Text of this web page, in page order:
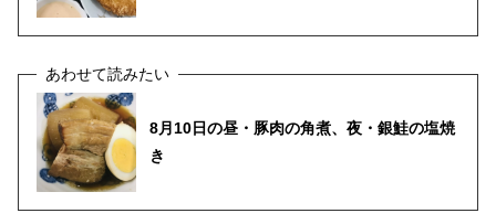
8月10日の昼・豚肉の角煮、夜・銀鮭の塩焼
き